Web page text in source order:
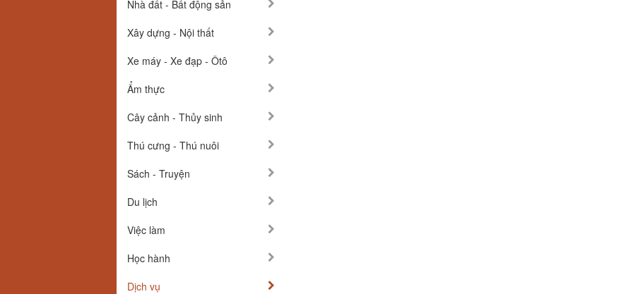
Nhà đất - Bất động sản
Xây dựng - Nội thất
Xe máy - Xe đạp - Ôtô
Ẩm thực
Cây cảnh - Thủy sinh
Thú cưng - Thú nuôi
Sách - Truyện
Du lịch
Việc làm
Học hành
Dịch vụ